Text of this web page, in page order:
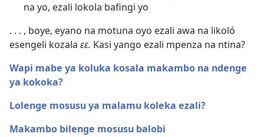
na yo, ezali lokola bafingi yo
. . . , boye, eyano na motuna oyo ezali awa na likoló
esengeli kozala ɛɛ. Kasi yango ezali mpenza na ntina?
Wapi mabe ya koluka kosala makambo na ndenge
ya kokoka?
Lolenge mosusu ya malamu koleka ezali?
Makambo bilenge mosusu balobi